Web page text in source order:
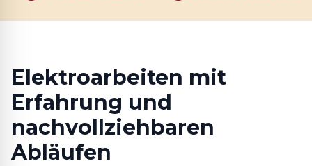
Elektroarbeiten mit
Erfahrung und
nachvollziehbaren
Abläufen